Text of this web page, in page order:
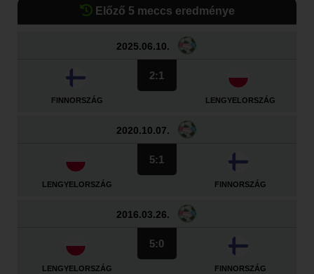
Előző 5 meccs eredménye
2025.06.10.
FINNORSZÁG
2:1
LENGYELORSZÁG
2020.10.07.
LENGYELORSZÁG
5:1
FINNORSZÁG
2016.03.26.
LENGYELORSZÁG
5:0
FINNORSZÁG